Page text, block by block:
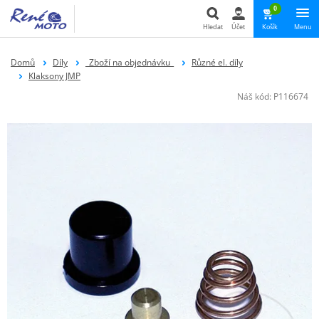
Hledat Účet
0
Košík Menu
Domů Díly _Zboží na objednávku_
Různé el. díly
Klaksony JMP
Náš kód: P116674